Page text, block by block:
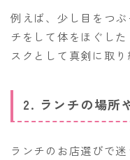
例えば、少し目をつ
チをして体をほぐし
スクとして真剣に取り
2. ランチの場所
ランチのお店選びで